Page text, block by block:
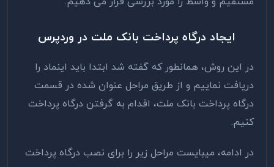
ایجاد درگاه پرداخت بانک ملت در وردپرس
در این روش، همانطور که گفته شد ابتدا باید اینماد را
دریافت نماییم و از طریق مراحل عنوان شده در قسمت
درگاه پرداخت بانک ملت، اقدام به گرفتن درگاه پرداخت
کنیم.
در ادامه، میبایست مراحل زیر را برای نصب درگاه پرداخت